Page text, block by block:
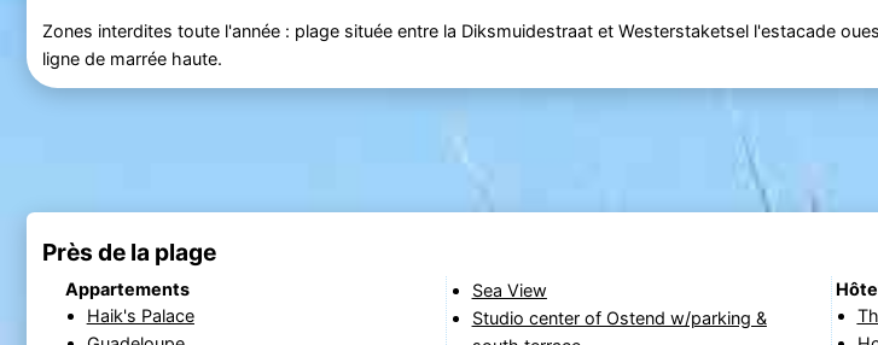
Zones interdites toute l'année : plage située entre la Diksmuidestraat et Westerstaketsel l'estacade
ligne de marrée haute.
Près de la plage
Appartements
Haik's Palace
Sea View
Studio center of Ostend w/parking &